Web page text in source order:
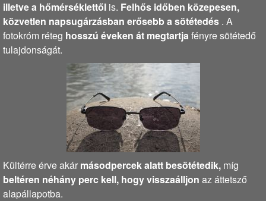
illetve a hőmérséklettől is. Felhős időben közepesen,
közvetlen napsugárzásban erősebb a sötétedés . A
fotokróm réteg hosszú éveken át megtartjafényre sötétedő
tulajdonságát.
Kültérre érve akár másodpercek alatt besötétedik, míg
beltéren néhány perc kell, hogy visszaálljon az áttetsző
alapállapotba.